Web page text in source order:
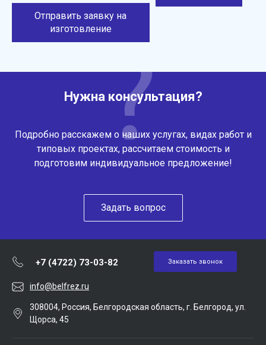
Отправить заявку на
изготовление
Нужна консультация?
Подробно расскажем о наших услугах, видах работ и
типовых проектах, рассчитаем стоимость и
подготовим индивидуальное предложение!
Задать вопрос
+7 (4722) 73-03-82 Заказать звонок
info@belfrez.ru
308004, Россия, Белгородская область, г. Белгород, ул.
Щорса, 45